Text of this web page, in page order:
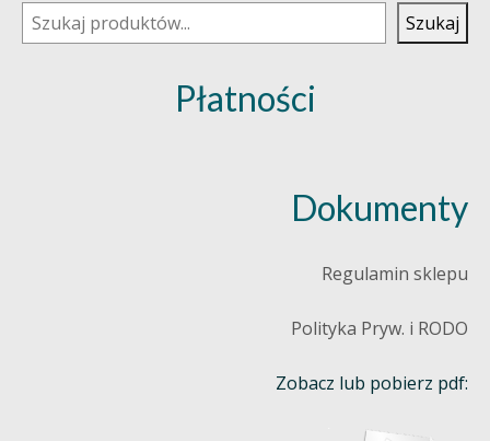
Szukaj
Płatności
Dokumenty
Regulamin sklepu
Polityka Pryw. i RODO
Zobacz lub pobierz pdf: